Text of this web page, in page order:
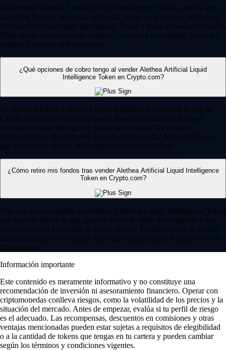
Para vender Alethea Artificial Liquid Intelligence Token, abre la app y
asegúrate de tener la cuenta verificada. Entra en tu cartera, selecciona
Alethea Artificial Liquid Intelligence Token y pulsa el botón de vender.
Elige dónde quieres recibir el dinero, introduce la cantidad, revisa los
detalles y autoriza la transacción.
¿Qué opciones de cobro tengo al vender Alethea Artificial Liquid
Intelligence Token en Crypto.com?
Al vender Alethea Artificial Liquid Intelligence Token en la app de
Crypto.com, tienes varias opciones. Puedes cambiar tus Alethea
Artificial Liquid Intelligence Token por moneda fiat local o
intercambiarlos directamente por otro activo digital de la plataforma,
que cuenta con más de 400 criptomonedas disponibles.
¿Cómo retiro mis fondos tras vender Alethea Artificial Liquid Intelligence
Token en Crypto.com?
Una vez hayas vendido tus Alethea Artificial Liquid Intelligence Token
por moneda fiat en la app, puedes retirar tu saldo directamente a una
cuenta bancaria vinculada de forma segura. También tienes la opción
de gastar tu saldo fiat (donde esté disponible) usando la tarjeta Visa de
Crypto.com.
Información importante
Este contenido es meramente informativo y no constituye una
recomendación de inversión ni asesoramiento financiero. Operar con
criptomonedas conlleva riesgos, como la volatilidad de los precios y la
situación del mercado. Antes de empezar, evalúa si tu perfil de riesgo
es el adecuado. Las recompensas, descuentos en comisiones y otras
ventajas mencionadas pueden estar sujetas a requisitos de elegibilidad
o a la cantidad de tokens que tengas en tu cartera y pueden cambiar
según los términos y condiciones vigentes.